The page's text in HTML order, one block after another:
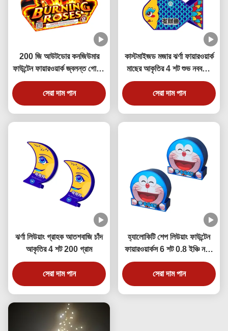
200 জি আউটডোর কনজিউমার
ফাউন্টেন ফায়ারওয়ার্ক জ্বলন্ত গোলাপ
20x26x165 18x22x95 মিমি
সেরা দাম পান
কাস্টমাইজড মজার ঝর্ণা ফায়ারওয়ার্ক
মাছের আকৃতির 4 শট শুভ নববর্ষের
জন্য
সেরা দাম পান
ঝর্ণা লিউয়াং গ্রাহক আতশবাজি চাঁদ
আকৃতির 4 শট 200 গ্রাম
সেরা দাম পান
হ্যালোকিটি শেপ লিউয়াং ফাউন্টেন
ফায়ারওয়ার্কস 6 শট 0.8 ইঞ্চি নতুন
বছরের জন্য
সেরা দাম পান